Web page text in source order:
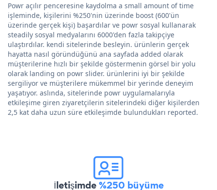
Powr açılır penceresine kaydolma a small amount of time
işleminde, kişilerini %250'nin üzerinde boost (600'ün
üzerinde gerçek kişi) başardılar ve powr sosyal kullanarak
steadily sosyal medyalarını 6000'den fazla takipçiye
ulaştırdılar. kendi sitelerinde besleyin. ürünlerin gerçek
hayatta nasıl göründüğünü ana sayfada added olarak
müşterilerine hızlı bir şekilde göstermenin görsel bir yolu
olarak landing on powr slider. ürünlerini iyi bir şekilde
sergiliyor ve müşterilere mükemmel bir yerinde deneyim
yaşatıyor. aslında, sitelerinde powr uygulamalarıyla
etkileşime giren ziyaretçilerin sitelerindeki diğer kişilerden
2,5 kat daha uzun süre etkileşimde bulundukları reported.
İletişimde%250 büyüme